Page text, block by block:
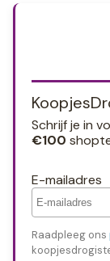
Schrijf je in
€100
E-mailadres
Raadpleeg ons